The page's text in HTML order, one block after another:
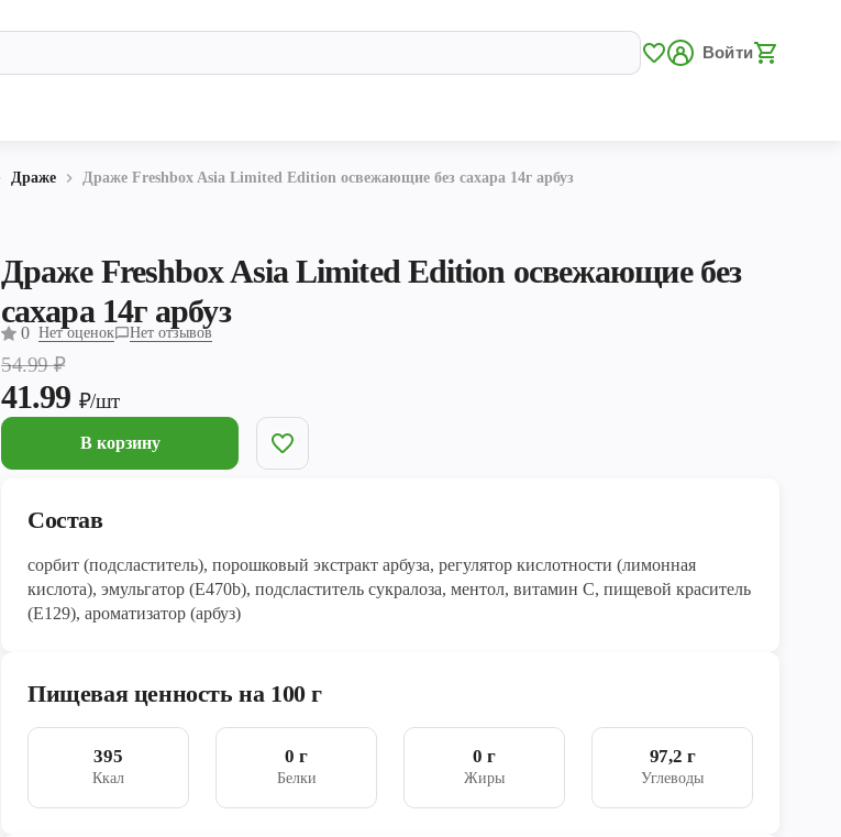
Войти
Драже Драже Freshbox Asia Limited Edition освежающие без сахара 14г арбуз
Драже Freshbox Asia Limited Edition освежающие без
сахара 14г арбуз
0 Нет оценок Нет отзывов
54.99₽
41.99 ₽/шт
В корзину
Состав
сорбит (подсластитель), порошковый экстракт арбуза, регулятор кислотности (лимонная
кислота), эмульгатор (Е470b), подсластитель сукралоза, ментол, витамин С, пищевой краситель
(Е129), ароматизатор (арбуз)
Пищевая ценность на 100 г
395
Ккал
0 г
Белки
0 г
Жиры
97,2 г
Углеводы